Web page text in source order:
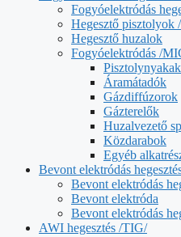
Fogyóelektródás
Hegesztő
Hegesztő huzalok
Fogyóelektródás /
Áramátadók
Gázdiffúzorok
Gázterelők
Huzalvezető
Közdarabok
Egyéb
Bevont elektródás
Bevont elektródás
Bevont elektróda
Bevont elektródás
AWI hegesztés /TIG/